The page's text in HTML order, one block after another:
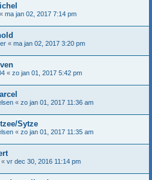
« ma jan 02, 2017 7:14 pm
« ma jan 02, 2017 3:20 pm
« zo jan 01, 2017 5:42 pm
« zo jan 01, 2017 11:36 am
Sytze
« zo jan 01, 2017 11:35 am
« vr dec 30, 2016 11:14 pm